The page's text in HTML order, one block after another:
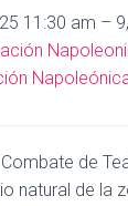
11:30 am –
de
natural de la